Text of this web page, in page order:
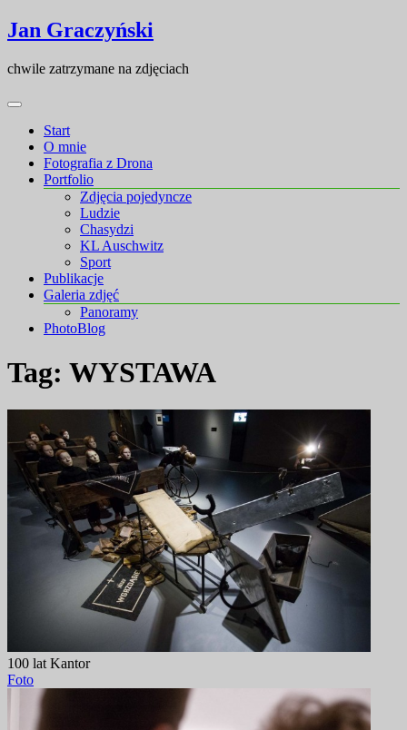
Skip
to
Skip
to
Jan Graczyński
chwile zatrzymane na zdjęciach
Start
O mnie
Fotografia z Drona
Portfolio
Zdjęcia pojedyncze
Ludzie
Chasydzi
KL Auschwitz
Sport
Publikacje
Galeria zdjęć
Panoramy
PhotoBlog
Tag: WYSTAWA
100 lat Kantor
Foto